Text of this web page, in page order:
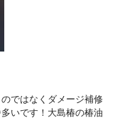
ではなくダメージ補修
いです！大島椿の椿油